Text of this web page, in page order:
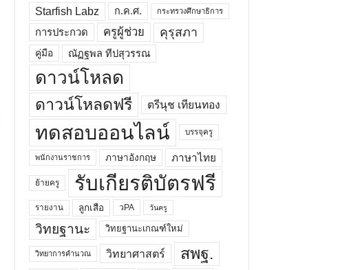
Starfish Labz
ก.ค.ศ. กระทรวงศึกษาธิการ
การประกวด ครูผู้ช่วย คุรุสภา
คู่มือ ณัฏฐพล ทีปสุวรรณ
ดาวน์โหลด
ดาวน์โหลดฟรี ตรีนุช เทียนทอง
ทดสอบออนไลน์ บรรจุครู
พนักงานราชการ ภาษาอังกฤษ ภาษาไทย
ย้ายครู รับเกียรติบัตรฟรี
รายงาน ลูกเสือ วPA วันครู
วิทยฐานะ วิทยฐานะเกณฑ์ใหม่
วิทยาการคำนวณ วิทยาศาสตร์ สพฐ.